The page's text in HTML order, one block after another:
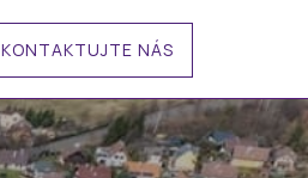
KONTAKTUJTE NÁS